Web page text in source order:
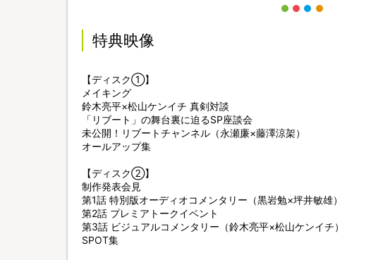
特典映像
【ディスク①】
メイキング
鈴木亮平×松山ケンイチ 真剣対談
「リブート」の舞台裏に迫るSP座談会
未公開！リブートチャンネル（永瀬廉×藤澤涼架）
オールアップ集
【ディスク②】
制作発表会見
第1話 特別版オーディオコメンタリー（黒岩勉×坪井敏雄）
第2話 プレミアトークイベント
第3話 ビジュアルコメンタリー（鈴木亮平×松山ケンイチ）
SPOT集